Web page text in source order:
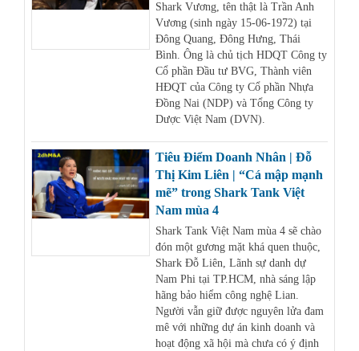
Shark Vương, tên thật là Trần Anh
Vương (sinh ngày 15-06-1972) tại
Đông Quang, Đông Hưng, Thái
Bình. Ông là chủ tịch HDQT Công ty
Cổ phần Đầu tư BVG, Thành viên
HĐQT của Công ty Cổ phần Nhựa
Đồng Nai (NDP) và Tổng Công ty
Dược Việt Nam (DVN).
Tiêu Điểm Doanh Nhân | Đỗ
Thị Kim Liên | “Cá mập mạnh
mẽ” trong Shark Tank Việt
Nam mùa 4
Shark Tank Việt Nam mùa 4 sẽ chào
đón một gương mặt khá quen thuộc,
Shark Đỗ Liên, Lãnh sự danh dự
Nam Phi tại TP.HCM, nhà sáng lập
hãng bảo hiểm công nghệ Lian.
Người vẫn giữ được nguyên lửa đam
mê với những dự án kinh doanh và
hoạt động xã hội mà chưa có ý định